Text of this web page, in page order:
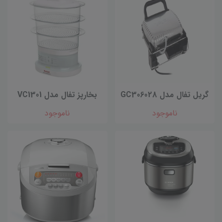
گریل تفال مدل GC306028
ناموجود
بخارپز تفال مدل VC1301
ناموجود